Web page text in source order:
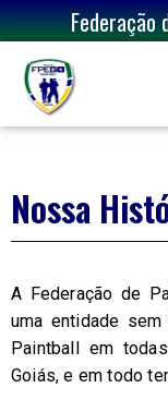
Federação
Nossa
A Federação de
uma entidade
Paintball em
Goiás, e em todo